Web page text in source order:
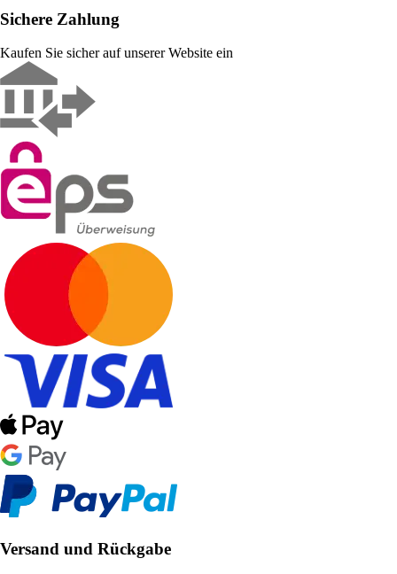
Sichere Zahlung
Kaufen Sie sicher auf unserer Website ein
Versand und Rückgabe